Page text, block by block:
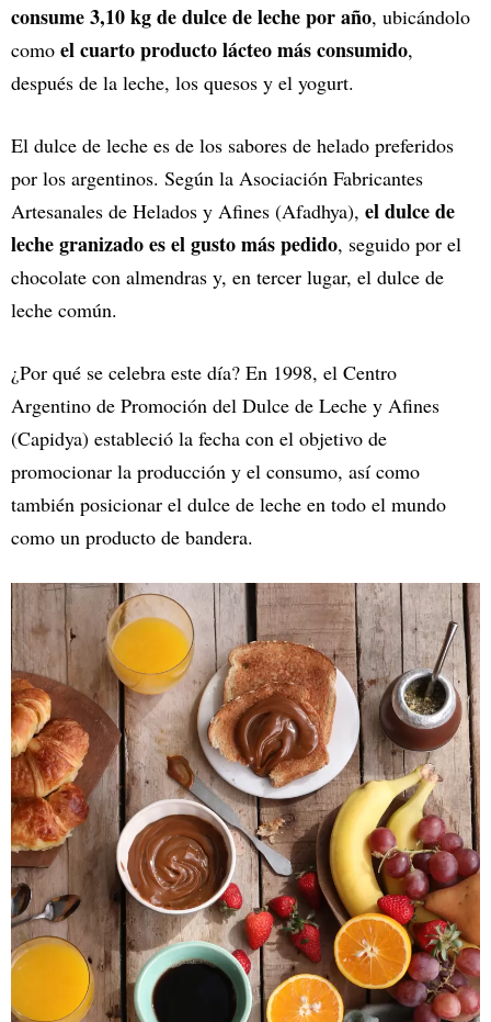
consume 3,10 kg de dulce de leche por año, ubicándolo
como el cuarto producto lácteo más consumido,
después de la leche, los quesos y el yogurt.
El dulce de leche es de los sabores de helado preferidos
por los argentinos. Según la Asociación Fabricantes
Artesanales de Helados y Afines (Afadhya), el dulce de
leche granizado es el gusto más pedido, seguido por el
chocolate con almendras y, en tercer lugar, el dulce de
leche común.
¿Por qué se celebra este día? En 1998, el Centro
Argentino de Promoción del Dulce de Leche y Afines
(Capidya) estableció la fecha con el objetivo de
promocionar la producción y el consumo, así como
también posicionar el dulce de leche en todo el mundo
como un producto de bandera.